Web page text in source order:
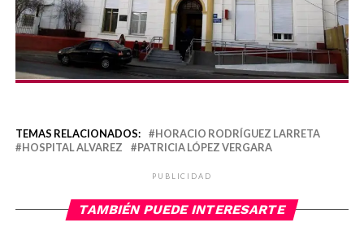
TEMAS RELACIONADOS:
HORACIO RODRÍGUEZ LARRETA
HOSPITAL ALVAREZ
PATRICIA LÓPEZ VERGARA
PUBLICIDAD
TAMBIÉN PUEDE INTERESARTE